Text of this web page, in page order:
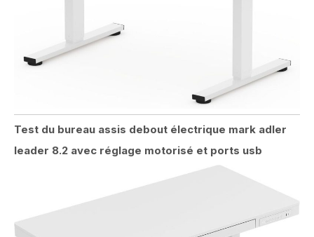
Test du bureau assis debout électrique mark adler
leader 8.2 avec réglage motorisé et ports usb